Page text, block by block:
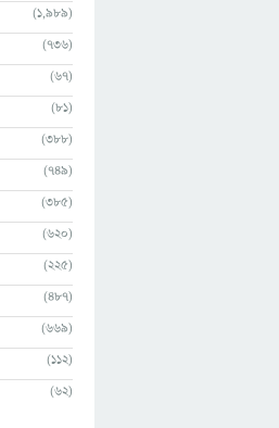
(1,989)
(736)
(67)
(81)
(388)
(749)
(385)
(620)
(225)
(487)
(669)
(112)
(62)